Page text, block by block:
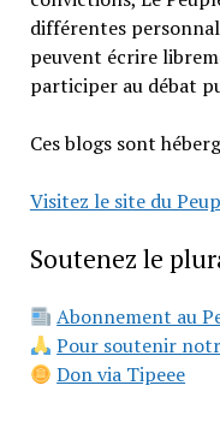
différentes
peuvent écrire
participer au débat
Ces blogs sont
Visitez le site du
Soutenez le
Abonnement au
Pour soutenir
Don via Tipeee